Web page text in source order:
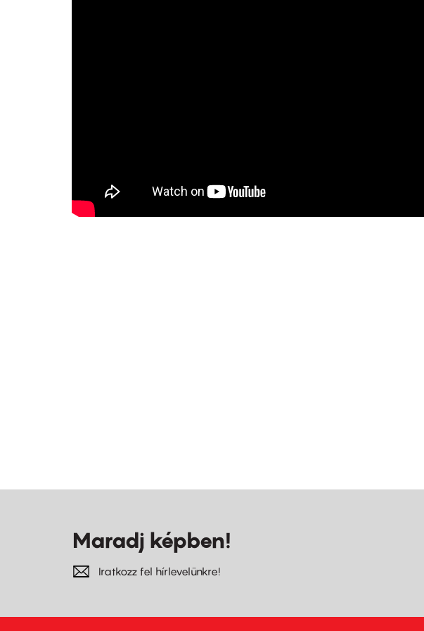
Maradj képben!
Iratkozz fel hírlevelünkre!